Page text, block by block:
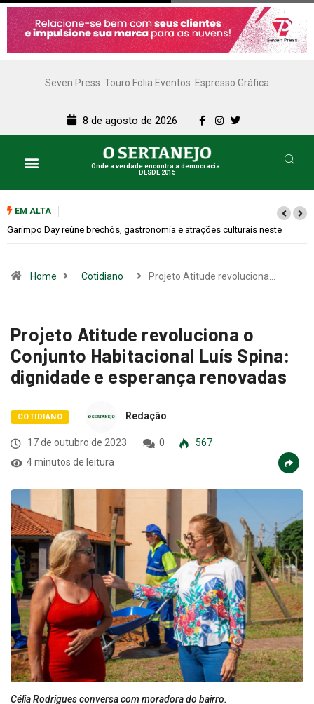
Seven Press Touro Folia Eventos Espresso Gráfica
8 de agosto de 2026
Onde a verdade encontra a democracia.
DESDE 2015
EM ALTA
Bugonia transforma paranoia e conspiração em um suspense imprevisível
Home Cotidiano Projeto Atitude revoluciona…
Projeto Atitude revoluciona o
Conjunto Habitacional Luís Spina:
dignidade e esperança renovadas
COTIDIANO Redação
17 de outubro de 2023 0
567
4 minutos de leitura
Célia Rodrigues conversa com moradora do bairro.